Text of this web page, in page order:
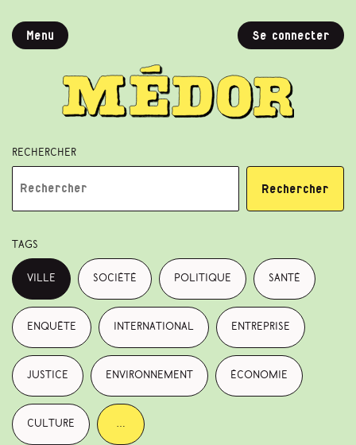
Menu Se connecter
Rechercher
Rechercher
Tags
ville société politique santé
enquête international entreprise
justice environnement économie
culture